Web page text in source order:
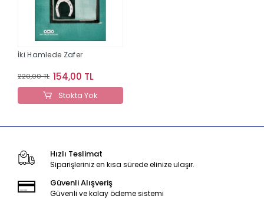
İki Hamlede Zafer
220,00 TL 154,00 TL
Stokta Yok
Hızlı Teslimat
Siparişleriniz en kısa sürede elinize ulaşır.
Güvenli Alışveriş
Güvenli ve kolay ödeme sistemi